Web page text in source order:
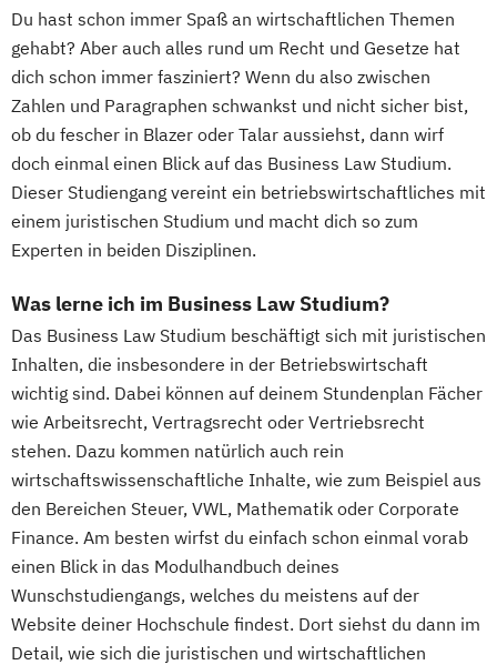
Du hast schon immer Spaß an wirtschaftlichen Themen
gehabt? Aber auch alles rund um Recht und Gesetze hat
dich schon immer fasziniert? Wenn du also zwischen
Zahlen und Paragraphen schwankst und nicht sicher bist,
ob du fescher in Blazer oder Talar aussiehst, dann wirf
doch einmal einen Blick auf das Business Law Studium.
Dieser Studiengang vereint ein betriebswirtschaftliches mit
einem juristischen Studium und macht dich so zum
Experten in beiden Disziplinen.
Was lerne ich im Business Law Studium?
Das Business Law Studium beschäftigt sich mit juristischen
Inhalten, die insbesondere in der Betriebswirtschaft
wichtig sind. Dabei können auf deinem Stundenplan Fächer
wie Arbeitsrecht, Vertragsrecht oder Vertriebsrecht
stehen. Dazu kommen natürlich auch rein
wirtschaftswissenschaftliche Inhalte, wie zum Beispiel aus
den Bereichen Steuer, VWL, Mathematik oder Corporate
Finance. Am besten wirfst du einfach schon einmal vorab
einen Blick in das Modulhandbuch deines
Wunschstudiengangs, welches du meistens auf der
Website deiner Hochschule findest. Dort siehst du dann im
Detail, wie sich die juristischen und wirtschaftlichen